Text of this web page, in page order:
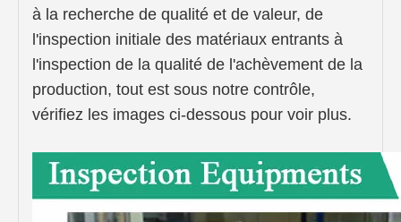
à la recherche de qualité et de valeur, de
l'inspection initiale des matériaux entrants à
l'inspection de la qualité de l'achèvement de la
production, tout est sous notre contrôle,
vérifiez les images ci-dessous pour voir plus.